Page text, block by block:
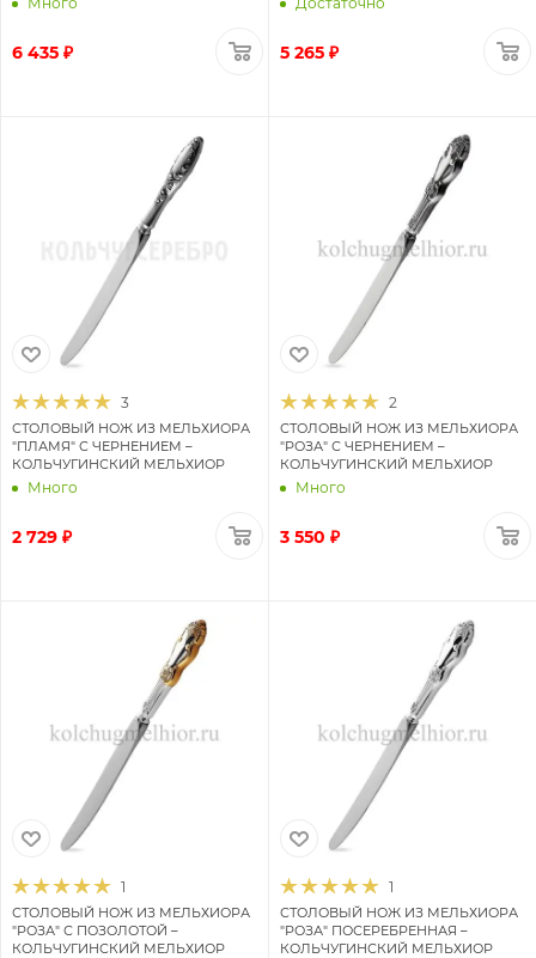
6 435 ₽ 5 265 ₽
3
СТОЛОВЫЙ НОЖ ИЗ МЕЛЬХИОРА
"ПЛАМЯ" С ЧЕРНЕНИЕМ –
КОЛЬЧУГИНСКИЙ МЕЛЬХИОР
Много
2 729 ₽
2
СТОЛОВЫЙ НОЖ ИЗ МЕЛЬХИОРА
"РОЗА" С ЧЕРНЕНИЕМ –
КОЛЬЧУГИНСКИЙ МЕЛЬХИОР
Много
3 550 ₽
1
СТОЛОВЫЙ НОЖ ИЗ МЕЛЬХИОРА
"РОЗА" С ПОЗОЛОТОЙ –
КОЛЬЧУГИНСКИЙ МЕЛЬХИОР
1
СТОЛОВЫЙ НОЖ ИЗ МЕЛЬХИОРА
"РОЗА" ПОСЕРЕБРЕННАЯ –
КОЛЬЧУГИНСКИЙ МЕЛЬХИОР